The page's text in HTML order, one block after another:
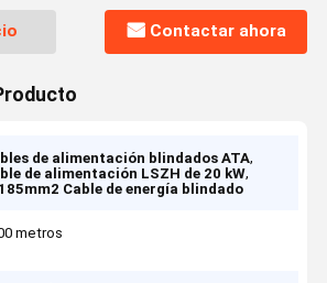
Contactar ahora
de alimentación blindados ATA,
de alimentación LSZH de 20 kW,
Cable de energía blindado
metros